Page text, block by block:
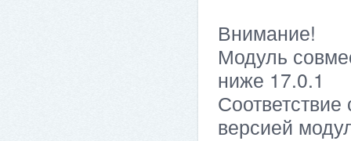
Внимание!
Модуль
ниже 17.0.1
версией